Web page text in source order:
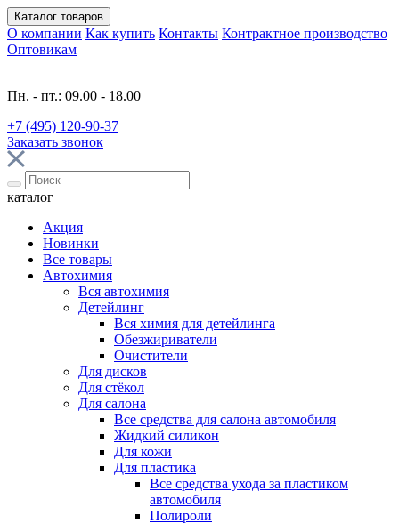
Каталог товаров
О компании Как купить Контакты Контрактное производство
Оптовикам
Пн. - пт.: 09.00 - 18.00
+7 (495) 120-90-37
Заказать звонок
каталог
Акция
Новинки
Все товары
Автохимия
Вся автохимия
Детейлинг
Вся химия для детейлинга
Обезжириватели
Очистители
Для дисков
Для стёкол
Для салона
Все средства для салона автомобиля
Жидкий силикон
Для кожи
Для пластика
Все средства ухода за пластиком
автомобиля
Полироли